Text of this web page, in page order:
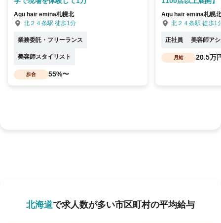
Agu hair emina札幌北
北２４条駅 徒歩1分
業務委託・フリーランス
美容師スタイリスト
歩合 55%〜
Agu hair emina札幌北
北２４条駅 徒歩1
正社員 美容師ア
月給 20.5万
北海道で求人数が多い市区町村の平均給与